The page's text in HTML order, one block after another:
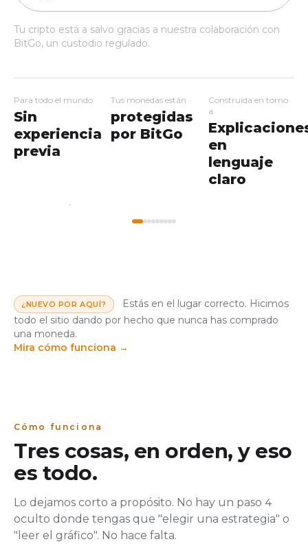
Tu cripto está a salvo gracias a nuestra colaboración con
BitGo, un custodio regulado.
Para todo el mundo
Sin
experiencia
previa
Tus monedas están
protegidas
por BitGo
Construida en torno
a
en
lenguaje
claro
¿NUEVO POR AQUÍ?
Estás en el lugar correcto. Hicimos
todo el sitio dando por hecho que nunca has comprado
una moneda.
Mira cómo funciona →
Cómo funciona
Tres cosas, en orden, y eso
es todo.
Lo dejamos corto a propósito. No hay un paso 4
oculto donde tengas que "elegir una estrategia" o
"leer el gráfico". No hace falta.